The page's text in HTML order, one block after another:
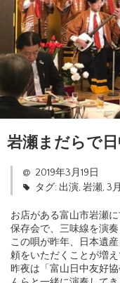
岩瀬まだらで
2019年3月19日
タグ: 出演, 岩瀬, 3月
お店がある富山市岩瀬
保存会で、三味線を演奏
この唄が昨年、日本遺
頼をいただくことが増え
昨夜は「富山日中友好